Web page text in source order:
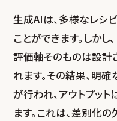
生成AIは、多様なレシ
ことができます。しかし
評価軸そのものは設計
れます。その結果、明
が行われ、アウトプッ
ます。これは、差別化